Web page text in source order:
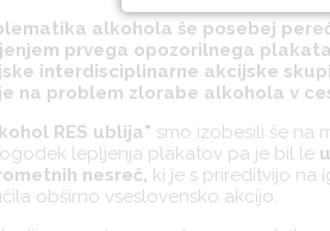
alkohola še posebej
prvega opozorilnega plakata
interdisciplinarne akcijske
na problem zlorabe alkohola v
RES ublija" smo izobesili še na
lepljenja plakatov pa je bil le
nesreč, ki je s prireditvijo na
obširno vseslovensko akcijo.